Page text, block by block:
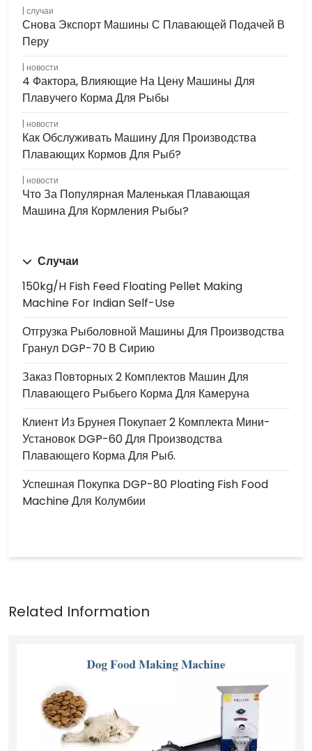
случаи
Снова Экспорт Машины С Плавающей Подачей В
Перу
новости
4 Фактора, Влияющие На Цену Машины Для
Плавучего Корма Для Рыбы
новости
Как Обслуживать Машину Для Производства
Плавающих Кормов Для Рыб?
новости
Что За Популярная Маленькая Плавающая
Машина Для Кормления Рыбы?
Случаи
150kg/h Fish Feed Floating Pellet Making
Machine For Indian Self-Use
Отгрузка Рыболовной Машины Для Производства
Гранул DGP-70 В Сирию
Заказ Повторных 2 Комплектов Машин Для
Плавающего Рыбьего Корма Для Камеруна
Клиент Из Брунея Покупает 2 Комплекта Мини-
Установок DGP-60 Для Производства
Плавающего Корма Для Рыб.
Успешная Покупка DGP-80 Ploating Fish Food
Machine Для Колумбии